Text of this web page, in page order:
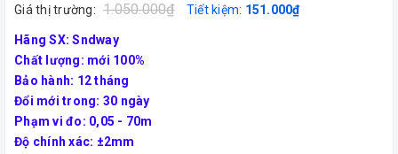
Giá thị trường: 1.050.000₫ Tiết kiệm: 151.000₫
​Hãng SX: Sndway
Chất lượng: mới 100%
Bảo hành: 12 tháng
Đổi mới trong: 30 ngày
Phạm vi đo: 0,05 - 70m
Độ chính xác: ±2mm